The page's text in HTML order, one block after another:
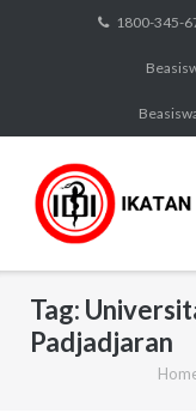
1800-345-
Tag:
Padjadjaran